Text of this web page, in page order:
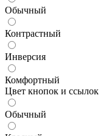
Обычный
Контрастный
Инверсия
Комфортный
Цвет кнопок и ссылок
Обычный